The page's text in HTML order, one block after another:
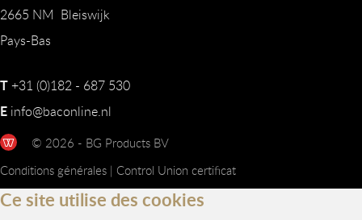
2665 NM Bleiswijk
Pays-Bas
T+31 (0)182 - 687 530
E info@baconline.nl
© 2026 - BG Products BV
Conditions générales | Control Union certificat
Ce site utilise des cookies